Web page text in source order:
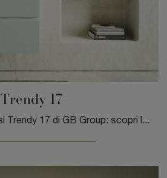
Trendy 17
mobili bagno sospesi Trendy 17 di GB Group: scopri l'Arredo Bagno in laminato moderno e arreda il tuo bagno.